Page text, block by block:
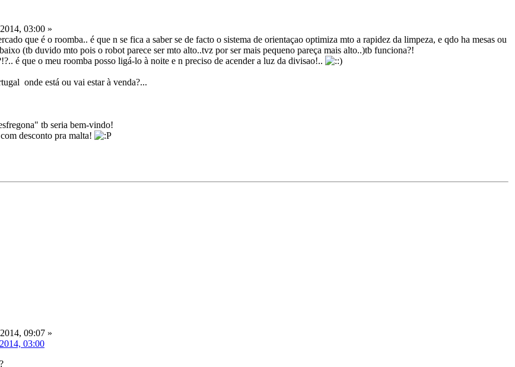
03:00 »
que é o roomba.. é que n se fica a saber se de facto o sistema de orientaçao optimiza mto a rapidez da limpeza, e qdo ha mesas ou
(tb duvido mto pois o robot parece ser mto alto..tvz por ser mais pequeno pareça mais alto..)tb funciona?!
é que o meu roomba posso ligá-lo à noite e n preciso de acender a luz da divisao!..
onde está ou vai estar à venda?...
tb seria bem-vindo!
desconto pra malta!
09:07 »
03:00